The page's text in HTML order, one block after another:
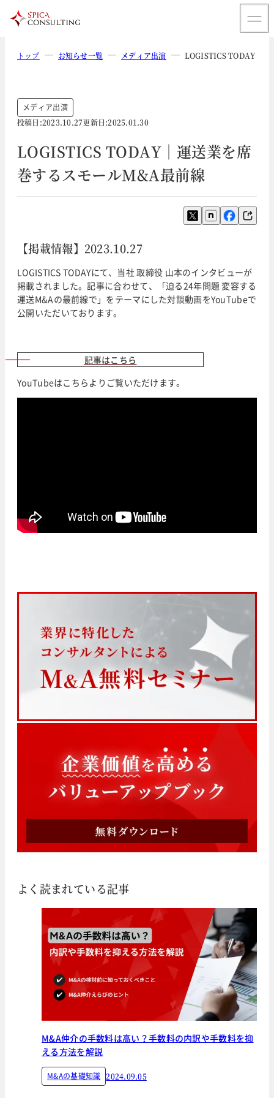
トップ お知らせ一覧 メディア出演 LOGISTICS TODAY｜運
メディア出演
投稿日:2023.10.27更新日:2025.01.30
LOGISTICS TODAY｜運送業を席
巻するスモールM&A最前線
【掲載情報】2023.10.27
LOGISTICS TODAYにて、当社 取締役 山本のインタビューが
掲載されました。記事に合わせて、「迫る24年問題 変容する
運送M&Aの最前線で」をテーマにした対談動画をYouTubeで
公開いただいております。
記事はこちら
YouTubeはこちらよりご覧いただけます。
よく読まれている記事
M&A仲介の手数料は高い？手数料の内訳や手数料を抑
える方法を解説
M&Aの基礎知識 2024.09.05